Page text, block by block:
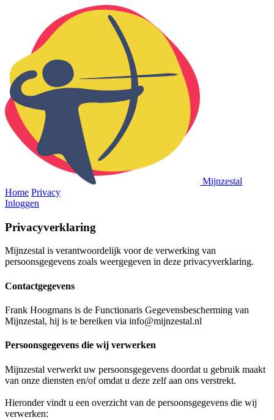
Mijnzestal
Home Privacy
Inloggen
Privacyverklaring
Mijnzestal is verantwoordelijk voor de verwerking van
persoonsgegevens zoals weergegeven in deze privacyverklaring.
Contactgegevens
Frank Hoogmans is de Functionaris Gegevensbescherming van
Mijnzestal, hij is te bereiken via info@mijnzestal.nl
Persoonsgegevens die wij verwerken
Mijnzestal verwerkt uw persoonsgegevens doordat u gebruik maakt
van onze diensten en/of omdat u deze zelf aan ons verstrekt.
Hieronder vindt u een overzicht van de persoonsgegevens die wij
verwerken: